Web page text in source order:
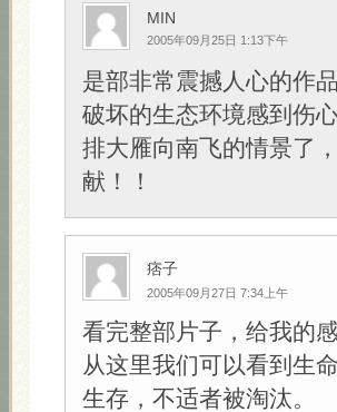
MIN
2005年09月25日 1:13下午
是部非常震撼人心的作
破坏的生态环境感到伤
排大雁向南飞的情景了
献！！
痞子
2005年09月27日 7:34上午
看完整部片子，给我的
从这里我们可以看到生
生存，不适者被淘汰。